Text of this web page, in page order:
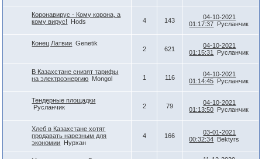
Коронавирус - Кому корона, а
кому вирус!
Hods 4 143
04-10-2021
01:17:37
Русланчик
Конец Латвии Genetik
2
621
04-10-2021
01:15:31
Русланчик
В Казахстане снизят тарифы
на электроэнергию Mongol 1 116
04-10-2021
01:14:45
Русланчик
Тендерные площадки
Русланчик
2 79
04-10-2021
01:13:50
Русланчик
Хлеб в Казахстане хотят
продавать нарезным для
экономии
Нурхан
4 166
03-01-2021
00:32:34
Bektyrs